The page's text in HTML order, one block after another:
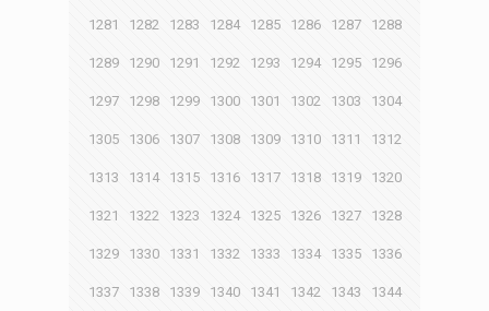
1281 1282 1283 1284 1285 1286 1287 1288
1289 1290 1291 1292 1293 1294 1295 1296
1297 1298 1299 1300 1301 1302 1303 1304
1305 1306 1307 1308 1309 1310 1311 1312
1313 1314 1315 1316 1317 1318 1319 1320
1321 1322 1323 1324 1325 1326 1327 1328
1329 1330 1331 1332 1333 1334 1335 1336
1337 1338 1339 1340 1341 1342 1343 1344